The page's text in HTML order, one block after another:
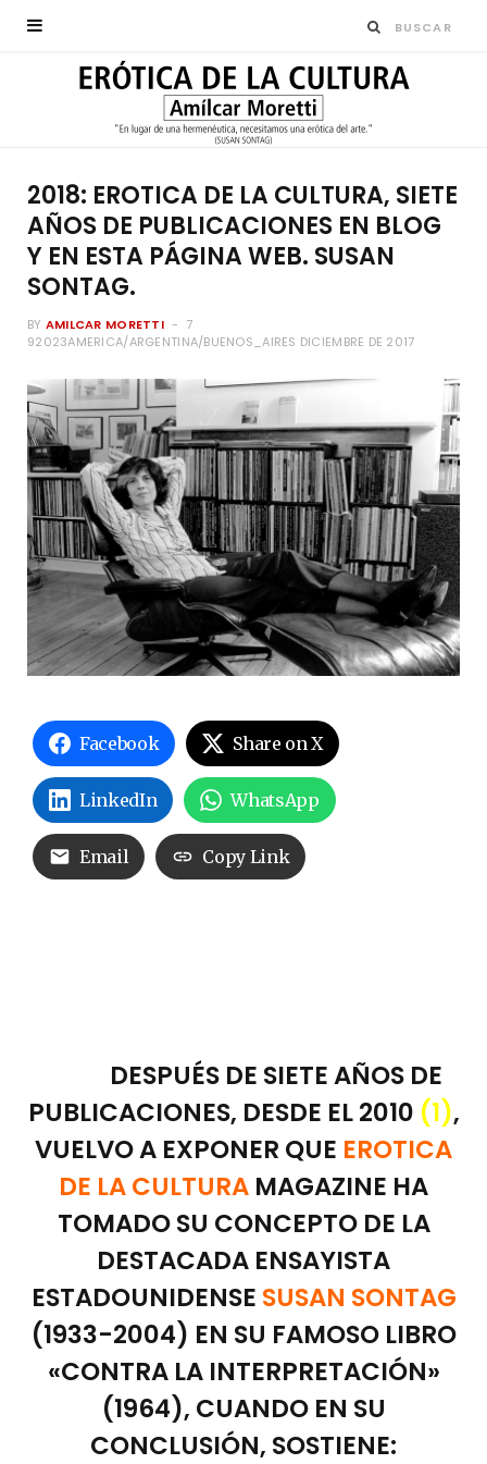
2018: EROTICA DE LA CULTURA, SIETE
AÑOS DE PUBLICACIONES EN BLOG
Y EN ESTA PÁGINA WEB. SUSAN
SONTAG.
BY AMILCAR MORETTI
7
92023AMERICA/ARGENTINA/BUENOS_AIRES DICIEMBRE DE 2017
Facebook Share on X
LinkedIn WhatsApp
Email Copy Link
DESPUÉS DE SIETE AÑOS DE
PUBLICACIONES, DESDE EL 2010 (1),
VUELVO A EXPONER QUE EROTICA
DE LA CULTURA MAGAZINE HA
TOMADO SU CONCEPTO DE LA
DESTACADA ENSAYISTA
ESTADOUNIDENSE SUSAN SONTAG
(1933-2004) EN SU FAMOSO LIBRO
«CONTRA LA INTERPRETACIÓN»
(1964), CUANDO EN SU
CONCLUSIÓN, SOSTIENE: